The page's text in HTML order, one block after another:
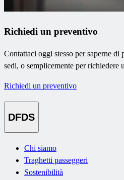
Richiedi un preventivo
Contattaci oggi stesso per saperne
sedi, o semplicemente per richiedere
Richiedi un preventivo
DFDS
Chi siamo
Traghetti passeggeri
Sostenibilità